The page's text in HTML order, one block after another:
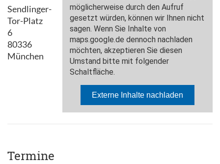
Sendlinger-
Tor-Platz
6
80336
München
Termine